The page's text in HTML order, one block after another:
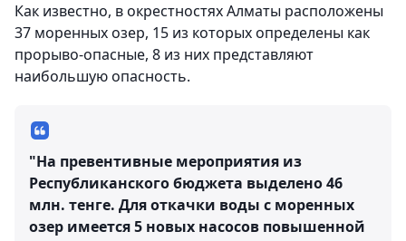
Как известно, в окрестностях Алматы расположены
37 моренных озер, 15 из которых определены как
прорыво-опасные, 8 из них представляют
наибольшую опасность.
"На превентивные мероприятия из
Республиканского бюджета выделено 46
млн. тенге. Для откачки воды с моренных
озер имеется 5 новых насосов повышенной